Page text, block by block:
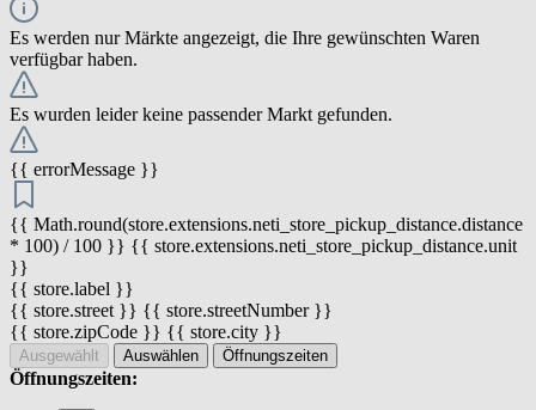
Es werden nur Märkte angezeigt, die Ihre gewünschten Waren
verfügbar haben.
Es wurden leider keine passender Markt gefunden.
{{ errorMessage }}
{{ Math.round(store.extensions.neti_store_pickup_distance.distance
* 100) / 100 }} {{ store.extensions.neti_store_pickup_distance.unit
}}
{{ store.label }}
{{ store.street }} {{ store.streetNumber }}
{{ store.zipCode }} {{ store.city }}
Ausgewählt Auswählen Öffnungszeiten
Öffnungszeiten: